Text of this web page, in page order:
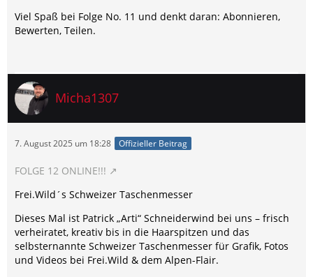
Viel Spaß bei Folge No. 11 und denkt daran: Abonnieren,
Bewerten, Teilen.
Micha1307
7. August 2025 um 18:28 Offizieller Beitrag
FOLGE 12 ONLINE!!!
Frei.Wild´s Schweizer Taschenmesser
Dieses Mal ist Patrick „Arti“ Schneiderwind bei uns – frisch
verheiratet, kreativ bis in die Haarspitzen und das
selbsternannte Schweizer Taschenmesser für Grafik, Fotos
und Videos bei Frei.Wild & dem Alpen-Flair.